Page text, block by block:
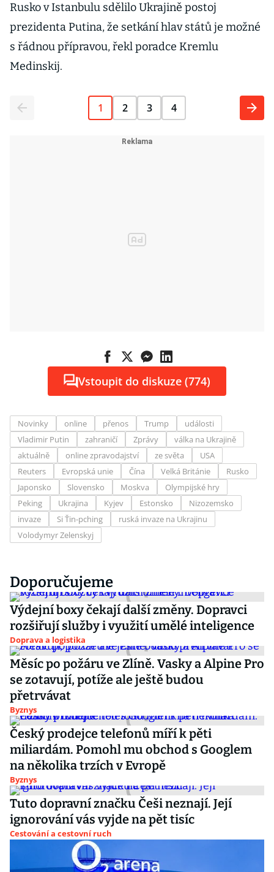
Rusko v Istanbulu sdělilo Ukrajině postoj
prezidenta Putina, že setkání hlav států je možné
s řádnou přípravou, řekl poradce Kremlu
Medinskij.
1 2 3 4
Vstoupit do diskuze (774)
Novinky online přenos Trump
události
Vladimir Putin
zahraničí Zprávy
válka na Ukrajině
aktuálně
online zpravodajství ze světa
USA
Reuters
Evropská unie Čína Velká Británie
Rusko
Japonsko
Slovensko Moskva
Olympijské hry
Peking
Ukrajina Kyjev Estonsko
Nizozemsko
invaze
Si Ťin-pching
ruská invaze na Ukrajinu
Volodymyr Zelenskyj
Doporučujeme
Výdejní boxy čekají další změny. Dopravci
rozšiřují služby i využití umělé inteligence
Doprava a logistika
Měsíc po požáru ve Zlíně. Vasky a Alpine Pro
se zotavují, potíže ale ještě budou
přetrvávat
Byznys
Český prodejce telefonů míří k pěti
miliardám. Pomohl mu obchod s Googlem
na několika trzích v Evropě
Byznys
Tuto dopravní značku Češi neznají. Její
ignorování vás vyjde na pět tisíc
Cestování a cestovní ruch